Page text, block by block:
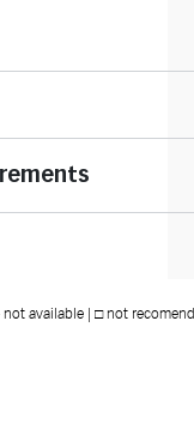
available | □ not